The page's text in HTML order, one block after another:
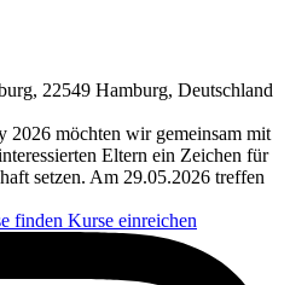
22549 Hamburg, Deutschland
2026 möchten wir gemeinsam mit
Eltern ein Zeichen für
setzen. Am 29.05.2026 treffen
finden Kurse einreichen